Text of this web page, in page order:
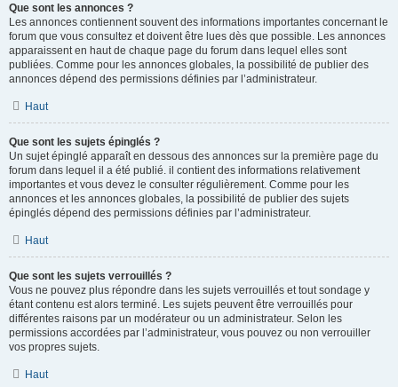
Que sont les annonces ?
Les annonces contiennent souvent des informations importantes concernant le
forum que vous consultez et doivent être lues dès que possible. Les annonces
apparaissent en haut de chaque page du forum dans lequel elles sont
publiées. Comme pour les annonces globales, la possibilité de publier des
annonces dépend des permissions définies par l’administrateur.
Haut
Que sont les sujets épinglés ?
Un sujet épinglé apparaît en dessous des annonces sur la première page du
forum dans lequel il a été publié. il contient des informations relativement
importantes et vous devez le consulter régulièrement. Comme pour les
annonces et les annonces globales, la possibilité de publier des sujets
épinglés dépend des permissions définies par l’administrateur.
Haut
Que sont les sujets verrouillés ?
Vous ne pouvez plus répondre dans les sujets verrouillés et tout sondage y
étant contenu est alors terminé. Les sujets peuvent être verrouillés pour
différentes raisons par un modérateur ou un administrateur. Selon les
permissions accordées par l’administrateur, vous pouvez ou non verrouiller
vos propres sujets.
Haut